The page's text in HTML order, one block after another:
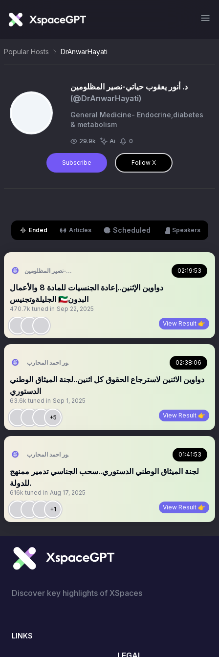
Popular Hosts DrAnwarHayati
د. أنور يعقوب حياتي-نصير المظلومين
(@DrAnwarHayati)
General Medicine- Endocrine,diabetes
& metabolism
29.9k Ai 0
Subscribe Follow X
Ended Articles Scheduled Speakers
د. أنور يعقوب حياتي-نصير المظلومين 02:19:53
دواوين الإثنين..إعادة الجنسيات للمادة 8 والأعمال
الجليلةوتجنيس 🇰🇼البدون
470.7k tuned in Sep 22, 2025
View Result 👉
منصور احمد المحارب 02:38:06
دواوين الاثنين لاسترجاع الحقوق كل اثنين..لجنة الميثاق الوطني
الدستوري
63.6k tuned in Sep 1, 2025
+5 View Result 👉
منصور احمد المحارب 01:41:53
لجنة الميثاق الوطني الدستوري..سحب الجناسي تدمير ممنهج
للدولة.
616k tuned in Aug 17, 2025
+1 View Result 👉
Discover key highlights of XSpaces
LINKS